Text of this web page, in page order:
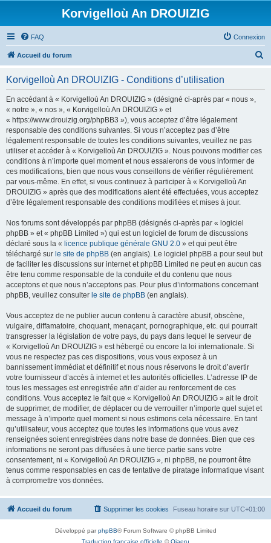
Korvigelloù An DROUIZIG
FAQ Connexion
Accueil du forum
Korvigelloù An DROUIZIG - Conditions d’utilisation
En accédant à « Korvigelloù An DROUIZIG » (désigné ci-après par « nous »,
« notre », « nos », « Korvigelloù An DROUIZIG » et
« https://www.drouizig.org/phpBB3 »), vous acceptez d’être légalement
responsable des conditions suivantes. Si vous n’acceptez pas d’être
légalement responsable de toutes les conditions suivantes, veuillez ne pas
utiliser et accéder à « Korvigelloù An DROUIZIG ». Nous pouvons modifier ces
conditions à n’importe quel moment et nous essaierons de vous informer de
ces modifications, bien que nous vous conseillons de vérifier régulièrement
par vous-même. En effet, si vous continuez à participer à « Korvigelloù An
DROUIZIG » après que des modifications aient été effectuées, vous acceptez
d’être légalement responsable des conditions modifiées et mises à jour.
Nos forums sont développés par phpBB (désignés ci-après par « logiciel
phpBB » et « phpBB Limited ») qui est un logiciel de forum de discussions
déclaré sous la « licence publique générale GNU 2.0 » et qui peut être
téléchargé sur le site de phpBB (en anglais). Le logiciel phpBB a pour seul but
de faciliter les discussions sur internet et phpBB Limited ne peut en aucun cas
être tenu comme responsable de la conduite et du contenu que nous
acceptons et que nous n’acceptons pas. Pour plus d’informations concernant
phpBB, veuillez consulter le site de phpBB (en anglais).
Vous acceptez de ne publier aucun contenu à caractère abusif, obscène,
vulgaire, diffamatoire, choquant, menaçant, pornographique, etc. qui pourrait
transgresser la législation de votre pays, du pays dans lequel le serveur de
« Korvigelloù An DROUIZIG » est hébergé ou encore la loi internationale. Si
vous ne respectez pas ces dispositions, vous vous exposez à un
bannissement immédiat et définitif et nous nous réservons le droit d’avertir
votre fournisseur d’accès à internet et les autorités officielles. L’adresse IP de
tous les messages est enregistrée afin d’aider au renforcement de ces
conditions. Vous acceptez le fait que « Korvigelloù An DROUIZIG » ait le droit
de supprimer, de modifier, de déplacer ou de verrouiller n’importe quel sujet et
message à n’importe quel moment si nous estimons cela nécessaire. En tant
qu’utilisateur, vous acceptez que toutes les informations que vous avez
renseignées soient enregistrées dans notre base de données. Bien que ces
informations ne seront pas diffusées à une tierce partie sans votre
consentement, ni « Korvigelloù An DROUIZIG », ni phpBB, ne pourront être
tenus comme responsables en cas de tentative de piratage informatique visant
à compromettre vos données.
Accueil du forum Fuseau horaire sur UTC+01:00
Supprimer les cookies
Développé parphpBB® Forum Software © phpBB Limited
Traduction française officielle ©Qiaeru